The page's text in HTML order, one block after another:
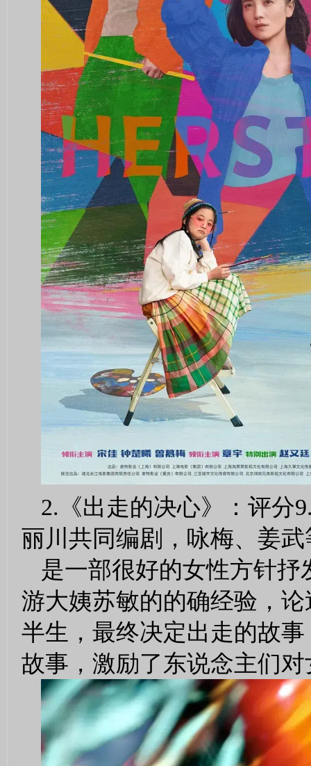
2.《出走的决心》：评分
丽川共同编剧，咏梅、姜
是一部很好的女性方针
游大姨苏敏的的确经验，
半生，最终决定出走的故
故事，激励了东说念主们